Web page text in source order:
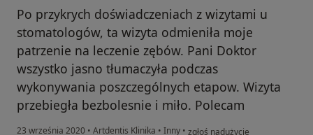
Po przykrych doświadczeniach z wizytami u
stomatologów, ta wizyta odmieniła moje
patrzenie na leczenie zębów. Pani Doktor
wszystko jasno tłumaczyła podczas
wykonywania poszczególnych etapow. Wizyta
przebiegła bezbolesnie i miło. Polecam
23 września 2020 • Artdentis Klinika • Inny • w opinii użytkownika EM
zgłoś nadużycie